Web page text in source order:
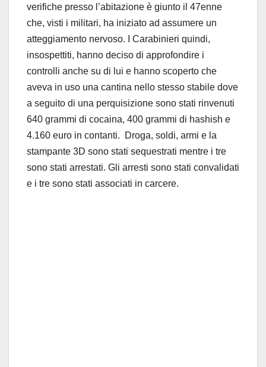
verifiche presso l’abitazione è giunto il 47enne
che, visti i militari, ha iniziato ad assumere un
atteggiamento nervoso. I Carabinieri quindi,
insospettiti, hanno deciso di approfondire i
controlli anche su di lui e hanno scoperto che
aveva in uso una cantina nello stesso stabile dove
a seguito di una perquisizione sono stati rinvenuti
640 grammi di cocaina, 400 grammi di hashish e
4.160 euro in contanti. Droga, soldi, armi e la
stampante 3D sono stati sequestrati mentre i tre
sono stati arrestati. Gli arresti sono stati convalidati
e i tre sono stati associati in carcere.